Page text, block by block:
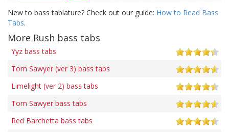
New to bass tablature? Check out our guide: How to Read Bass
Tabs.
More Rush bass tabs
Yyz bass tabs
Tom Sawyer (ver 3) bass tabs
Limelight (ver 2) bass tabs
Tom Sawyer bass tabs
Red Barchetta bass tabs